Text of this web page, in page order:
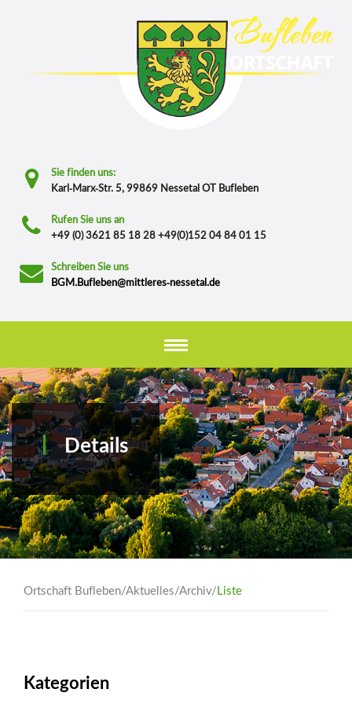
Sie finden uns:
Karl-Marx-Str. 5, 99869 Nessetal OT Bufleben
Rufen Sie uns an
+49 (0) 3621 85 18 28 +49(0)152 04 84 01 15
Schreiben Sie uns
BGM.Bufleben@mittleres-nessetal.de
Details
Ortschaft Bufleben/Aktuelles/Archiv/Liste
Kategorien